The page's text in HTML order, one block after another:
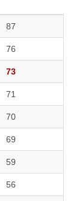
87
76
73
71
70
69
59
56